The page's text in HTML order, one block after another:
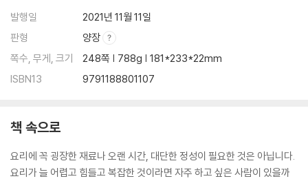
TOP 41 샤브샤브 칼국수 · 108
TOP 42 닭 한 마리 칼국수 · 110
TOP 43 대구식 볶음 짬뽕 · 112
TOP 44 시원한 김치말이 국수 · 114
TOP 47 구수한 누룽지 삼계탕 · 120
TOP 49 라면만큼 쉬운 쌀국수 · 124
TOP 50 초간단 순댓국 · 126
발행일
2021년 11월 11일
판형
양장
쪽수, 무게, 크기
248쪽 | 788g | 181*233*22mm
ISBN13
9791188801107
책 속으로
요리에 꼭 굉장한 재료나 오랜 시간, 대단한 정성이 필요한 것은 아닙니다.
요리가 늘 어렵고 힘들고 복잡한 것이라면 자주 하고 싶은 사람이 있을까